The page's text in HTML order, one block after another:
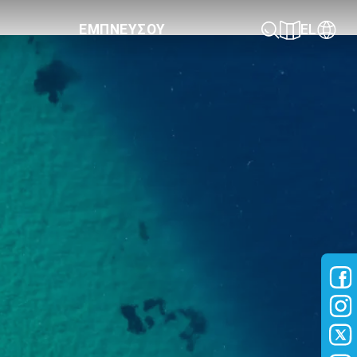
ΕΜΠΝΕΥΣΟΥ EL